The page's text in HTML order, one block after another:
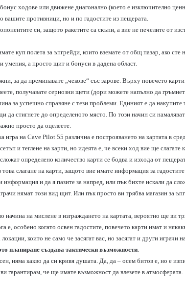
ходове или движене диагонално (което е изключително
вашите противници, но и по гадостите из пещерата.
си, защото ракетите са скъпи, а вие не печелите от
куп полета за ъпгрейди, които вземате от общ пазар, ако сте
умения, а просто щит и бонуси в дадена област.
за да преминавате „чекове“ със зарове. Върху повечето
получавате сериозни щети (дори можете напълно да
за успешно справяне с тези проблеми. Единият е да накупите
да стигнете до определеното място. По този начин си
просто да оцелеете.
игра на Cave Pilot 55 различна е построяването на картата в
и теглене на карти, но идеята е, че всеки ход вие ще слагате
определено количество карти се бодва и изхода от
това слагане на карти, защото вие имате информация за
информация и да я пазите за напред, или пък бихте искали да
нямат този вид щит. Или пък просто ви трябва магазин за
начина на мислене в изграждането на картата, вероятно ще ви
е, особено когато освен гадостите, повечето карти имат и
които не само че засягат вас, но засягат и други играчи
планиране създава тактически възможности.
няма какво да си кривя душата. Да, да – осем битов е, но е
гарантирам, че ще имате възможност да влезете в атмосферата.